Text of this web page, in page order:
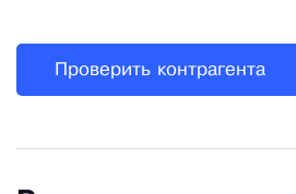
Проверить контрагента